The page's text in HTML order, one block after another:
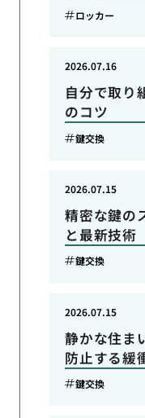
ロッカー
自分で取り
のコツ
2026.07.16
鍵交換
精密な鍵の
と最新技術
2026.07.15
鍵交換
静かな住ま
防止する緩
2026.07.15
鍵交換